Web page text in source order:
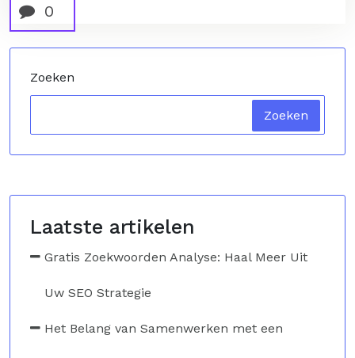
0
Zoeken
Zoeken
Laatste artikelen
Gratis Zoekwoorden Analyse: Haal Meer Uit
Uw SEO Strategie
Het Belang van Samenwerken met een